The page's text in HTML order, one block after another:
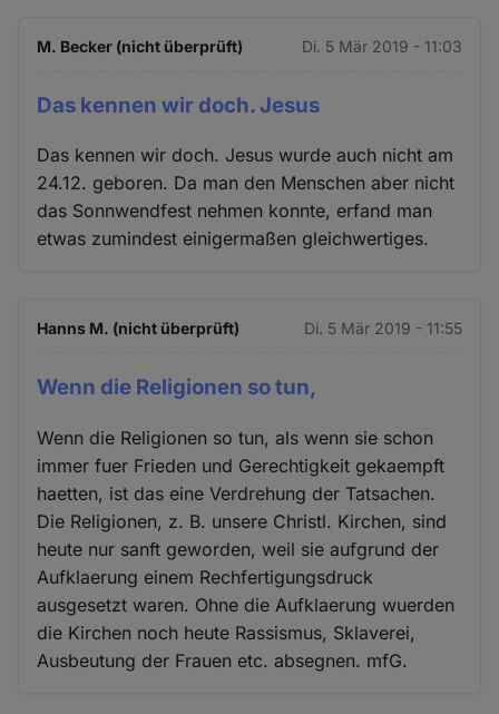
M. Becker (nicht überprüft) Di. 5 Mär 2019 - 11:03
Das kennen wir doch. Jesus
Das kennen wir doch. Jesus wurde auch nicht am
24.12. geboren. Da man den Menschen aber nicht
das Sonnwendfest nehmen konnte, erfand man
etwas zumindest einigermaßen gleichwertiges.
Hanns M. (nicht überprüft) Di. 5 Mär 2019 - 11:55
Wenn die Religionen so tun,
Wenn die Religionen so tun, als wenn sie schon
immer fuer Frieden und Gerechtigkeit gekaempft
haetten, ist das eine Verdrehung der Tatsachen.
Die Religionen, z. B. unsere Christl. Kirchen, sind
heute nur sanft geworden, weil sie aufgrund der
Aufklaerung einem Rechfertigungsdruck
ausgesetzt waren. Ohne die Aufklaerung wuerden
die Kirchen noch heute Rassismus, Sklaverei,
Ausbeutung der Frauen etc. absegnen. mfG.